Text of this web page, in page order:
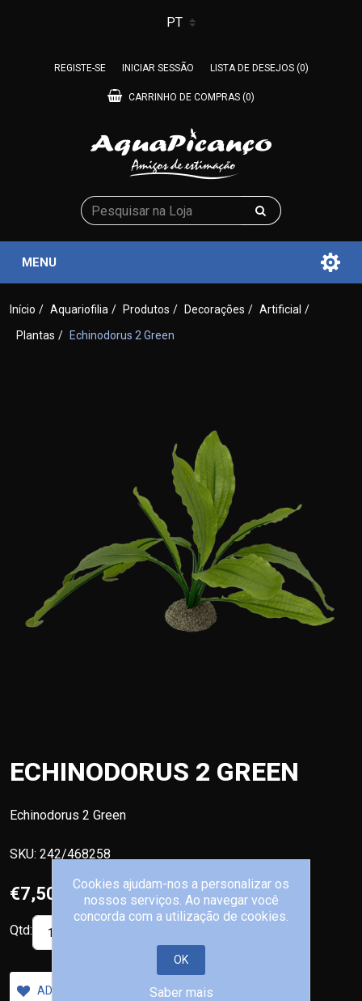
REGISTE-SE INICIAR SESSÃO LISTA DE DESEJOS (0)
CARRINHO DE COMPRAS (0)
MENU
Início / Aquariofilia / Produtos / Decorações / Artificial /
Plantas / Echinodorus 2 Green
ECHINODORUS 2 GREEN
Echinodorus 2 Green
SKU: 242/468258
€7,50
Qtd:
ADICIONAR A LISTA DE DESEJOS
Cookies ajudam-nos a personalizar os
nossos serviços. Ao navegar você
concorda com a utilização de cookies.
OK
Saber mais